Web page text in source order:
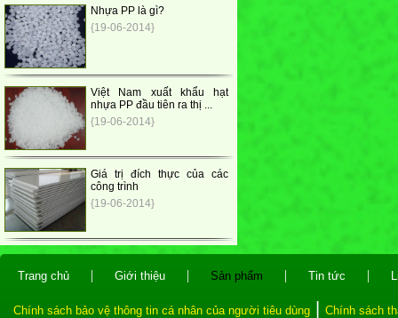
Nhựa PP là gì?
{19-06-2014}
Việt Nam xuất khẩu hạt
nhựa PP đầu tiên ra thị ...
{19-06-2014}
Giá trị đích thực của các
công trình
{19-06-2014}
Trang chủ | Giới thiệu | Sản phẩm | Tin tức |
Chính sách bảo vệ thông tin cá nhân của người tiêu dùng
Chính sách